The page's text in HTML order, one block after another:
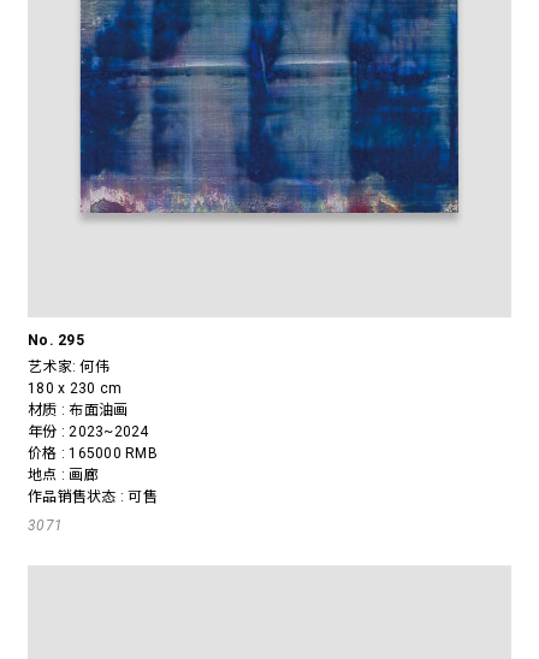
No. 295
艺术家:何伟
180 x 230 cm
材质 : 布面油画
年份 : 2023~2024
价格 : 165000 RMB
地点 : 画廊
作品销售状态 : 可售
3071